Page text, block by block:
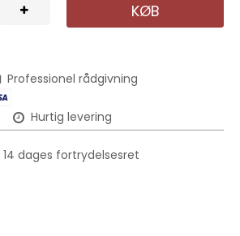
KØB
Professionel rådgivning
Hurtig levering
14 dages fortrydelsesret